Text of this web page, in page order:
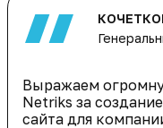
Выражаем
Netriks за
сайта для